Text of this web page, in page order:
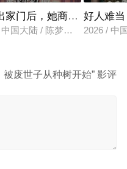
家门后，她商界封神
国大陆 / 陈梦希＆傅邦奇
好人难
2026 / 中
被废世子从种树开始” 影评